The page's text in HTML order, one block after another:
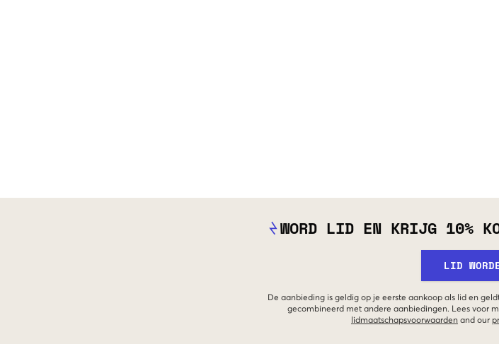
WORD LID EN KRIJG 10%
LID
De aanbieding is geldig op je eerste aankoop als lid en
gecombineerd met andere aanbiedingen. Lees voor
lidmaatschapsvoorwaarden and our